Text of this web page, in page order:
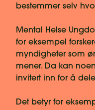
bestemmer selv
Mental Helse
for eksempel
myndigheter som
mener. Da kan
invitert inn for å
Det betyr for